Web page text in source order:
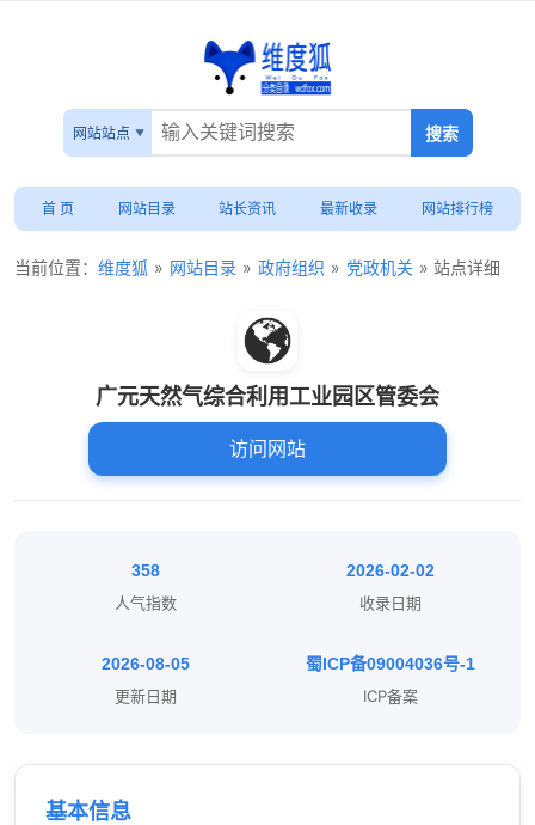
网站站点
首 页 网站目录 站长资讯 最新收录 网站排行榜
当前位置： 维度狐 » 网站目录 » 政府组织 » 党政机关 » 站点详细
广元天然气综合利用工业园区管委会
访问网站
358
人气指数
2026-02-02
收录日期
2026-08-05
更新日期
蜀ICP备09004036号-1
ICP备案
基本信息